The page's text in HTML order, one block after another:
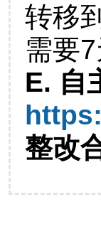
转移
需要7
E. 自
整改